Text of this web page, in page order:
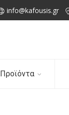
info@kafousis.gr
Προϊόντα